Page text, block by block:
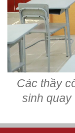
Các thầy
sinh quay